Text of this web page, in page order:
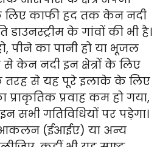
काफी हद तक केन नदी
डाउनस्ट्रीम के गांवों की भी है।
पीने का पानी हो या भूजल
से केन नदी इन क्षेत्रों के लिए
तरह से यह पूरे इलाके के लिए
प्राकृतिक प्रवाह कम हो गया,
सभी गतिविधियों पर पड़ेगा।
आकलन (ईआईए) या अन्य